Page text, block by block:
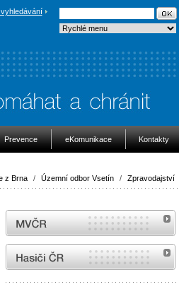
Prevence eKomunikace Kontakty
z Brna / Územní odbor Vsetín / Zpravodajství
MVČR
internetové stránky Hasiči ČR